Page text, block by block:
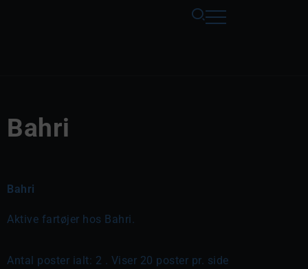
Bahri
Bahri
Aktive fartøjer hos Bahri.
Antal poster ialt: 2 . Viser 20 poster pr. side